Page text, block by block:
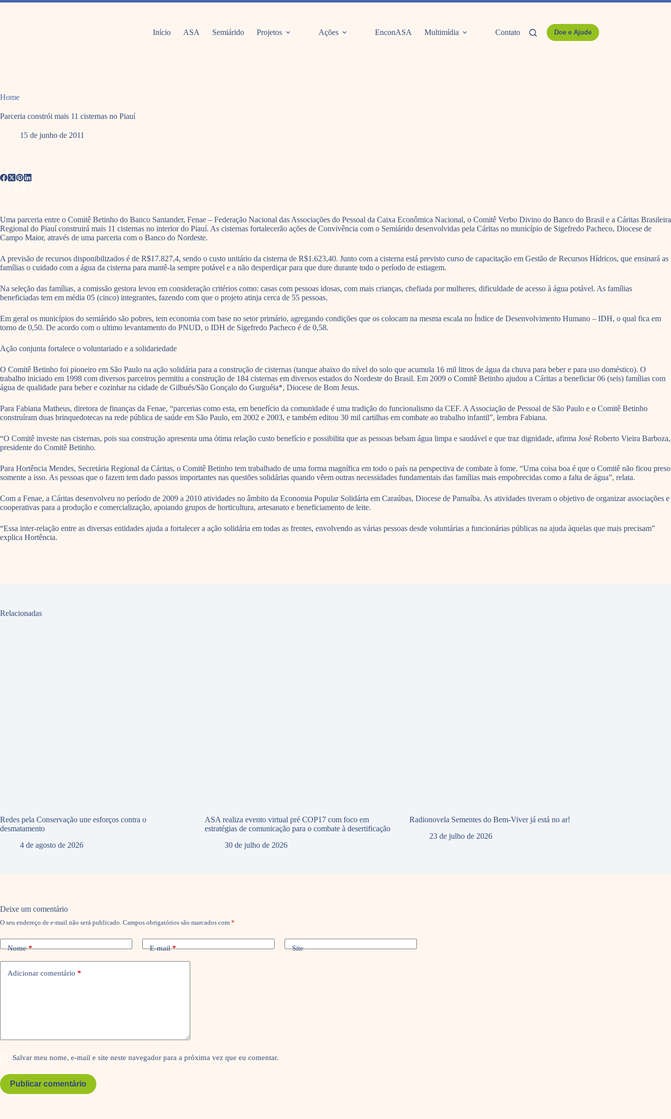
Pular
Início ASA Semiárido Projetos Ações EnconASA Multimídia Contato Doe e Ajude
Home
Parceria constrói mais 11 cisternas no Piauí
15 de junho de 2011
Uma parceria entre o Comitê Betinho do Banco Santander, Fenae – Federação Nacional das Associações do Pessoal da Caixa Econômica Nacional, o Comitê Verbo Divino do Banco do Brasil e a Cáritas Brasileira
Regional do Piauí construirá mais 11 cisternas no interior do Piauí. As cisternas fortalecerão ações de Convivência com o Semiárido desenvolvidas pela Cáritas no município de Sigefredo Pacheco, Diocese de
Campo Maior, através de uma parceria com o Banco do Nordeste.
A previsão de recursos disponibilizados é de R$17.827,4, sendo o custo unitário da cisterna de R$1.623,40. Junto com a cisterna está previsto curso de capacitação em Gestão de Recursos Hídricos, que ensinará as
famílias o cuidado com a água da cisterna para mantê-la sempre potável e a não desperdiçar para que dure durante todo o período de estiagem.
Na seleção das famílias, a comissão gestora levou em consideração critérios como: casas com pessoas idosas, com mais crianças, chefiada por mulheres, dificuldade de acesso à água potável. As famílias
beneficiadas tem em média 05 (cinco) integrantes, fazendo com que o projeto atinja cerca de 55 pessoas.
Em geral os municípios do semiárido são pobres, tem economia com base no setor primário, agregando condições que os colocam na mesma escala no Índice de Desenvolvimento Humano – IDH, o qual fica em
torno de 0,50. De acordo com o ultimo levantamento do PNUD, o IDH de Sigefredo Pacheco é de 0,58.
Ação conjunta fortalece o voluntariado e a solidariedade
O Comitê Betinho foi pioneiro em São Paulo na ação solidária para a construção de cisternas (tanque abaixo do nível do solo que acumula 16 mil litros de água da chuva para beber e para uso doméstico). O
trabalho iniciado em 1998 com diversos parceiros permitiu a construção de 184 cisternas em diversos estados do Nordeste do Brasil. Em 2009 o Comitê Betinho ajudou a Cáritas a beneficiar 06 (seis) famílias com
água de qualidade para beber e cozinhar na cidade de Gilbués/São Gonçalo do Gurguéia*, Diocese de Bom Jesus.
Para Fabiana Matheus, diretora de finanças da Fenae, “parcerias como esta, em benefício da comunidade é uma tradição do funcionalismo da CEF. A Associação de Pessoal de São Paulo e o Comitê Betinho
construíram duas brinquedotecas na rede pública de saúde em São Paulo, em 2002 e 2003, e também editou 30 mil cartilhas em combate ao trabalho infantil”, lembra Fabiana.
“O Comitê investe nas cisternas, pois sua construção apresenta uma ótima relação custo benefício e possibilita que as pessoas bebam água limpa e saudável e que traz dignidade, afirma José Roberto Vieira Barboza,
presidente do Comitê Betinho.
Para Hortência Mendes, Secretária Regional da Cáritas, o Comitê Betinho tem trabalhado de uma forma magnífica em todo o país na perspectiva de combate à fome. “Uma coisa boa é que o Comitê não ficou preso
somente a isso. As pessoas que o fazem tem dado passos importantes nas questões solidárias quando vêem outras necessidades fundamentais das famílias mais empobrecidas como a falta de água”, relata.
Com a Fenae, a Cáritas desenvolveu no período de 2009 a 2010 atividades no âmbito da Economia Popular Solidária em Caraúbas, Diocese de Parnaíba. As atividades tiveram o objetivo de organizar associações e
cooperativas para a produção e comercialização, apoiando grupos de horticultura, artesanato e beneficiamento de leite.
“Essa inter-relação entre as diversas entidades ajuda a fortalecer a ação solidária em todas as frentes, envolvendo as várias pessoas desde voluntárias a funcionárias públicas na ajuda àquelas que mais precisam”
explica Hortência.
Relacionadas
Redes pela Conservação une esforços contra o
desmatamento
4 de agosto de 2026
ASA realiza evento virtual pré COP17 com foco em
estratégias de comunicação para o combate à desertificação
30 de julho de 2026
Radionovela Sementes do Bem-Viver já está no ar!
23 de julho de 2026
Deixe um comentário
O seu endereço de e-mail não será publicado. Campos obrigatórios são marcados com *
Nome* E-mail* Site
Adicionar comentário *
Salvar meu nome, e-mail e site neste navegador para a próxima vez que eu comentar.
Publicar comentário